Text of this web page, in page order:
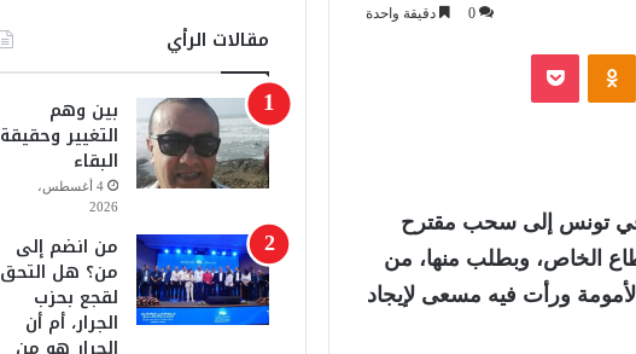
0 دقيقة واحدة
في تونس إلى سحب مقترح
الخاص، وبطلب منها، من
سنة دون شرط الأمومة ورأت فيه مسعى لإيجاد
ب
ك
u
b
مقالات الرأي
بين وهم
التغيير وحقيقة
البقاء
4 أغسطس،
2026
من انضم إلى
من؟ هل التحق
لقجع بحزب
الجرار، أم أن